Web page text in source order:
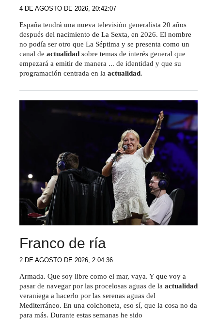
4 DE AGOSTO DE 2026, 20:42:07
España tendrá una nueva televisión generalista 20 años
después del nacimiento de La Sexta, en 2026. El nombre
no podía ser otro que La Séptima y se presenta como un
canal de actualidad sobre temas de interés general que
empezará a emitir de manera ... de identidad y que su
programación centrada en la actualidad.
Franco de ría
2 DE AGOSTO DE 2026, 2:04:36
Armada. Que soy libre como el mar, vaya. Y que voy a
pasar de navegar por las procelosas aguas de la actualidad
veraniega a hacerlo por las serenas aguas del
Mediterráneo. En una colchoneta, eso sí, que la cosa no da
para más. Durante estas semanas he sido